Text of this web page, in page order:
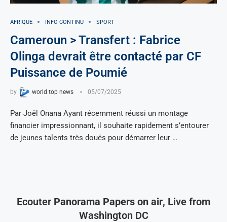
AFRIQUE INFO CONTINU SPORT
Cameroun > Transfert : Fabrice
Olinga devrait être contacté par CF
Puissance de Poumié
by world top news 05/07/2025
Par Joël Onana Ayant récemment réussi un montage
financier impressionnant, il souhaite rapidement s’entourer
de jeunes talents très doués pour démarrer leur …
Ecouter Panorama Papers on air, Live from
Washington DC